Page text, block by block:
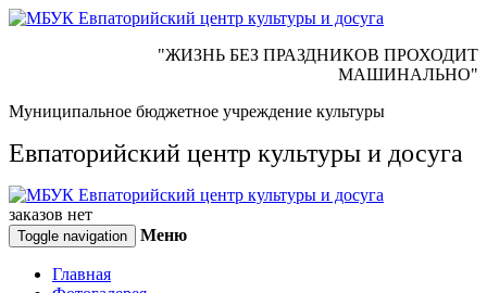
"ЖИЗНЬ БЕЗ ПРАЗДНИКОВ ПРОХОДИТ
МАШИНАЛЬНО"
Муниципальное бюджетное учреждение культуры
Евпаторийский центр культуры и досуга
заказов нет
Toggle navigation Меню
Главная